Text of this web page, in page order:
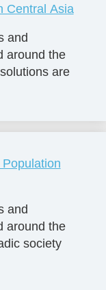
Central Asia
and
around the
are
and
around the
society